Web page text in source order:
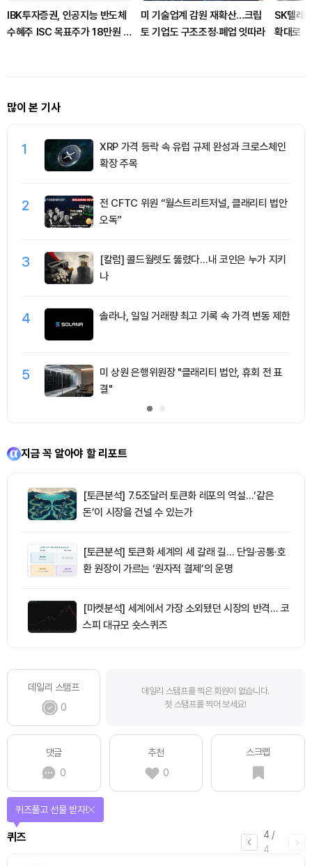
IBK투자증권, 인공지능 반도체
수혜주 ISC 목표주가 18만원 제
미 기술업계 감원 재확산…크립
토 기업도 구조조정·폐업 잇따라
SK텔레
확대로
많이 본 기사
1
XRP 가격 등락 속 유럽 규제 완성과 크로스체인
확장 주목
2
전 CFTC 위원 “월스트리트저널, 클래리티 법안
오독”
3
[칼럼] 콜드월렛도 뚫렸다…내 코인은 누가 지키
나
4 솔라나, 일일 거래량 최고 기록 속 가격 변동 제한
5
미 상원 은행위원장 "클래리티 법안, 휴회 전 표
결"
지금 꼭 알아야 할 리포트
[토큰분석] 7.5조달러 토큰화 레포의 역설…‘같은
돈’이 시장을 건널 수 있는가
[토큰분석] 토큰화 세계의 세 갈래 길… 단일·공통·호
환 원장이 가르는 ‘원자적 결제’의 운명
[마켓분석] 세계에서 가장 소외됐던 시장의 반격… 코
스피 대규모 숏스퀴즈
데일리 스탬프
0
데일리 스탬프를 찍은 회원이 없습니다.
첫 스탬프를 찍어 보세요!
댓글
0
추천
0
스크랩
4 /
4
퀴즈
퀴즈풀고 선물 받자!